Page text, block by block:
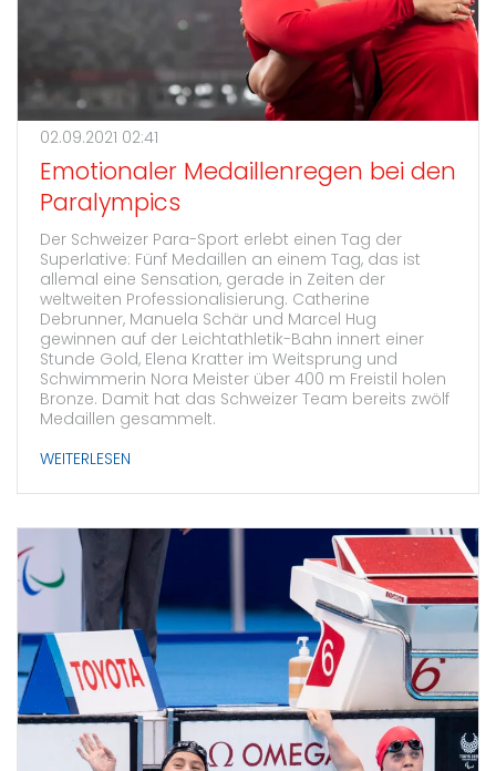
02.09.2021 02:41
Emotionaler Medaillenregen bei den
Paralympics
Der Schweizer Para-Sport erlebt einen Tag der
Superlative: Fünf Medaillen an einem Tag, das ist
allemal eine Sensation, gerade in Zeiten der
weltweiten Professionalisierung. Catherine
Debrunner, Manuela Schär und Marcel Hug
gewinnen auf der Leichtathletik-Bahn innert einer
Stunde Gold, Elena Kratter im Weitsprung und
Schwimmerin Nora Meister über 400 m Freistil holen
Bronze. Damit hat das Schweizer Team bereits zwölf
Medaillen gesammelt.
WEITERLESEN